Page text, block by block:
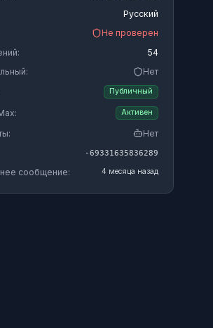
Русский
Не проверен
54
Нет
Публичный
Активен
Нет
-69331635836289
сообщение: 4 месяца назад